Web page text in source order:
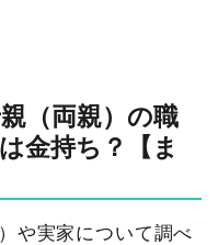
（両親）の職
金持ち？【ま
や実家について調べ